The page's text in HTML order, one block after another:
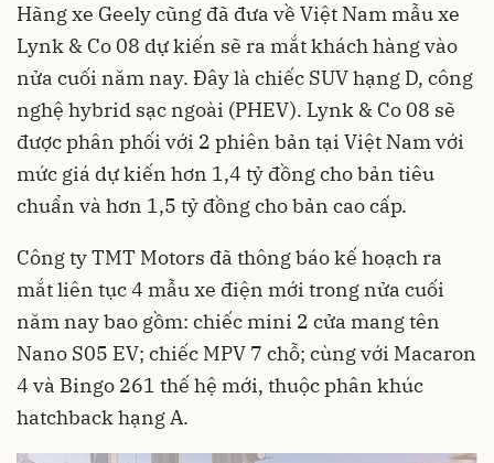
Hãng xe Geely cũng đã đưa về Việt Nam mẫu xe
Lynk & Co 08 dự kiến sẽ ra mắt khách hàng vào
nửa cuối năm nay. Đây là chiếc SUV hạng D, công
nghệ hybrid sạc ngoài (PHEV). Lynk & Co 08 sẽ
được phân phối với 2 phiên bản tại Việt Nam với
mức giá dự kiến hơn 1,4 tỷ đồng cho bản tiêu
chuẩn và hơn 1,5 tỷ đồng cho bản cao cấp.
Công ty TMT Motors đã thông báo kế hoạch ra
mắt liên tục 4 mẫu xe điện mới trong nửa cuối
năm nay bao gồm: chiếc mini 2 cửa mang tên
Nano S05 EV; chiếc MPV 7 chỗ; cùng với Macaron
4 và Bingo 261 thế hệ mới, thuộc phân khúc
hatchback hạng A.